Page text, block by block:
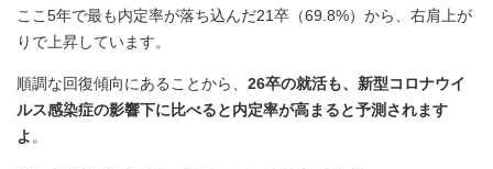
ここ5年で最も内定率が落ち込んだ21卒（69.8%）から、右肩上が
りで上昇しています。
順調な回復傾向にあることから、 26卒の就活も、新型コロナウイ
ルス感染症の影響下に比べると内定率が高まると予測されます
よ 。